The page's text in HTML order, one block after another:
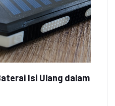
Isi Ulang dalam